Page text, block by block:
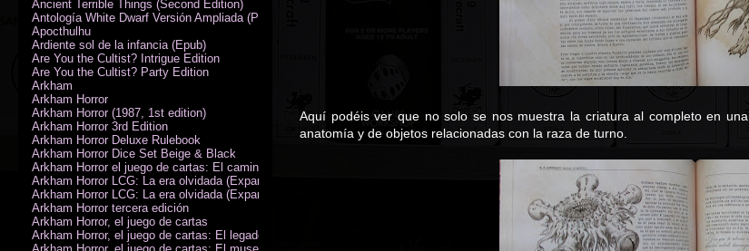
Aquí podéis ver que no solo se nos muestra la criatura al completo en
anatomía y de objetos relacionadas con la raza de turno.
Ancient Terrible Things (Second Edition)
Antología White Dwarf Versión Ampliada (PDF)
Apocthulhu
Ardiente sol de la infancia (Epub)
Are You the Cultist? Intrigue Edition
Are You the Cultist? Party Edition
Arkham
Arkham Horror
Arkham Horror (1987, 1st edition)
Arkham Horror 3rd Edition
Arkham Horror Deluxe Rulebook
Arkham Horror Dice Set Beige & Black
Arkham Horror el juego de cartas: El camino a Carcosa - Exp. campaña
Arkham Horror LCG: La era olvidada (Expansión de campaña)
Arkham Horror LCG: La era olvidada (Expansión de investigadores)
Arkham Horror tercera edición
Arkham Horror, el juego de cartas
Arkham Horror, el juego de cartas: El legado de Dunwich expansión